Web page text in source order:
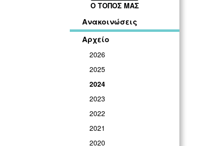
Ο ΤΟΠΟΣ ΜΑΣ
Ανακοινώσεις
Αρχείο
2026
2025
2024
2023
2022
2021
2020